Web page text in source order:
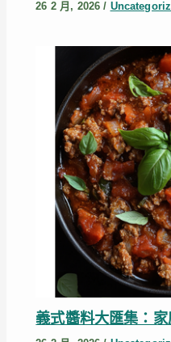
26 2 月, 2026/
義式醬料大匯集：